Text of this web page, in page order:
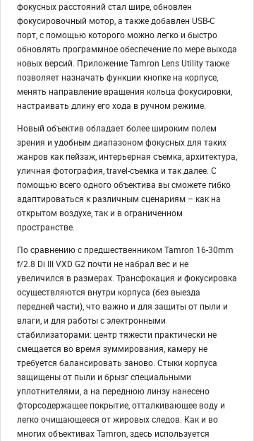
фокусных расстояний стал шире, обновлен
фокусировочный мотор, а также добавлен USB-C
порт, с помощью которого можно легко и быстро
обновлять программное обеспечение по мере выхода
новых версий. Приложение Tamron Lens Utility также
позволяет назначать функции кнопке на корпусе,
менять направление вращения кольца фокусировки,
настраивать длину его хода в ручном режиме.
Новый объектив обладает более широким полем
зрения и удобным диапазоном фокусных для таких
жанров как пейзаж, интерьерная съемка, архитектура,
уличная фотография, travel-съемка и так далее. С
помощью всего одного объектива вы сможете гибко
адаптироваться к различным сценариям – как на
открытом воздухе, так и в ограниченном
пространстве.
По сравнению с предшественником Tamron 16-30mm
f/2.8 Di III VXD G2 почти не набрал вес и не
увеличился в размерах. Трансфокация и фокусировка
осуществляются внутри корпуса (без выезда
передней части), что важно и для защиты от пыли и
влаги, и для работы с электронными
стабилизаторами: центр тяжести практически не
смещается во время зуммирования, камеру не
требуется балансировать заново. Стыки корпуса
защищены от пыли и брызг специальными
уплотнителями, а на переднюю линзу нанесено
фторсодержащее покрытие, отталкивающее воду и
легко очищающееся от жировых следов. Как и во
многих объективах Tamron, здесь используется